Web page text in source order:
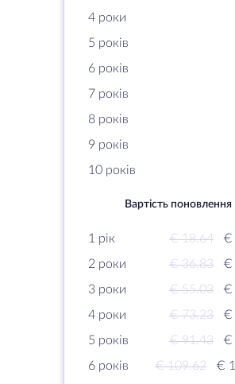
4 роки
5 років
6 років
7 років
8 років
9 років
10 років
Вартість поновлення
1 рік € 18.64
€
2 роки
€ 36.83
€
3 роки
€ 55.03
€
4 роки
€ 73.23
€
5 років
€ 91.43
€
6 років
€ 109.62
€